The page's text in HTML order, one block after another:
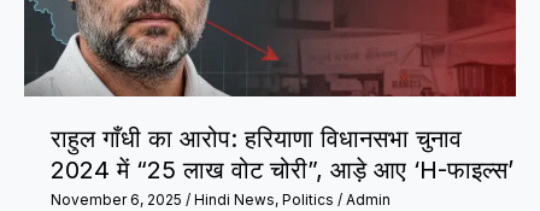
चालक?
जिम्मेदार
किसे
जाए?
राहुल गाँधी का आरोप: हरियाणा विधानसभा चुनाव
2024 में “25 लाख वोट चोरी”, आड़े आए ‘H-फाइल्स’
November 6, 2025 / Hindi News, Politics / Admin